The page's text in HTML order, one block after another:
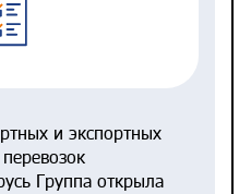
и экспортных
Группа открыла